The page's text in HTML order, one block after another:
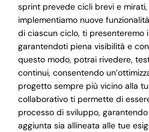
sprint prevede cicli brevi e
implementiamo nuove
di ciascun ciclo, ti presenteremo
garantendoti piena visibilità e
questo modo, potrai rivedere,
continui, consentendo
progetto sempre più vicino alla
collaborativo ti permette di
processo di sviluppo,
aggiunta sia allineata alle tue